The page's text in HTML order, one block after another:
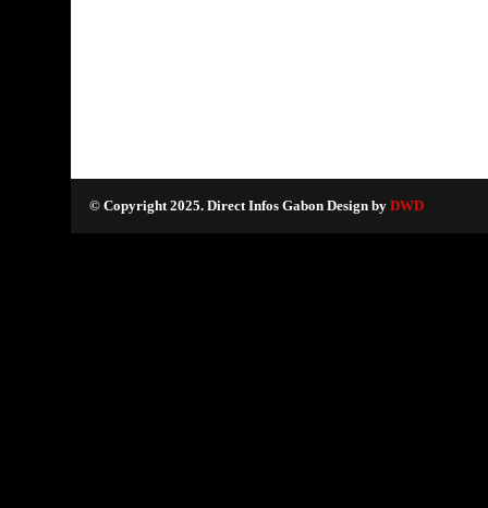
© Copyright 2025. Direct Infos Gabon Design by DWD